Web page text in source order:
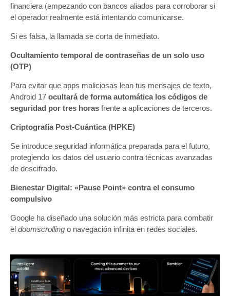
financiera (empezando con bancos aliados para corroborar si
el operador realmente está intentando comunicarse.
Si es falsa, la llamada se corta de inmediato.
Ocultamiento temporal de contraseñas de un solo uso
(OTP)
Para evitar que apps maliciosas lean tus mensajes de texto,
Android 17 ocultará de forma automática los códigos de
seguridad por tres horas frente a aplicaciones de terceros.
Criptografía Post-Cuántica (HPKE)
Se introduce seguridad informática preparada para el futuro,
protegiendo los datos del usuario contra técnicas avanzadas
de descifrado.
Bienestar Digital: «Pause Point» contra el consumo
compulsivo
Google ha diseñado una solución más estricta para combatir
el doomscrolling o navegación infinita en redes sociales.